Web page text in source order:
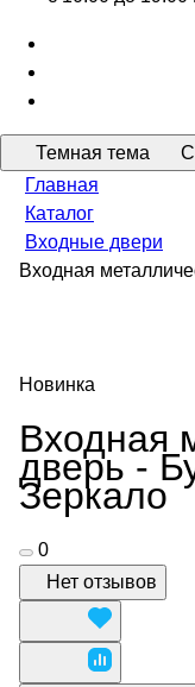
Темная тема
Главная
Каталог
Входные двери
Входная
Новинка
Входная
дверь -
Зеркало
0
Нет отзывов